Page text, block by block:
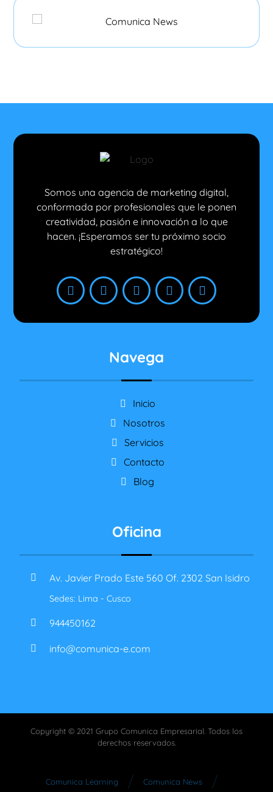
Somos una agencia de marketing digital,
conformada por profesionales que le ponen
creatividad, pasión e innovación a lo que
hacen. ¡Esperamos ser tu próximo socio
estratégico!
Navega
Inicio
Nosotros
Servicios
Contacto
Blog
Oficina
Av. Javier Prado Este 560 Of. 2302 San Isidro
Sedes: Lima - Cusco
944450162
info@comunica-e.com
Copyright © 2021 Grupo Comunica Empresarial. Todos los
derechos reservados.
Comunica Learning Comunica News